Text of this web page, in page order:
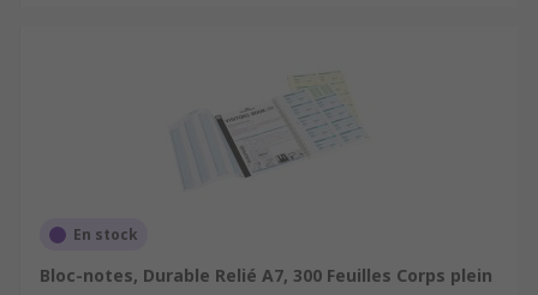
En stock
Bloc-notes, Durable Relié A7, 300 Feuilles Corps plein